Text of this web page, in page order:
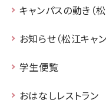
キャンパスの動き（松
お知らせ（松江キャン
学生便覧
おはなしレストラン